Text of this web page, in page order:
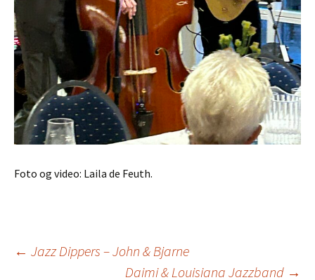
Foto og video: Laila de Feuth.
Indlægsnavigation
← Jazz Dippers – John & Bjarne
Daimi & Louisiana Jazzband →